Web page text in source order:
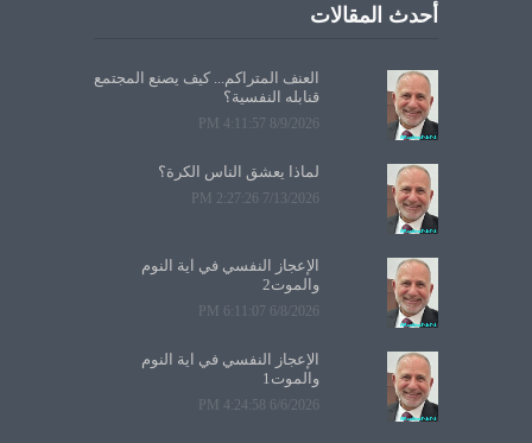
أحدث المقالات
العنف المتراكم... كيف يصنع المجتمع
قنابله النفسية؟
8/9/2026 4:11:57 PM
لماذا يعشق الناس الكرة؟
7/13/2026 2:27:26 PM
الإعجاز النفسي في آية النوم
والموت2
6/8/2026 6:11:07 PM
الإعجاز النفسي في آية النوم
والموت1
6/6/2026 4:24:58 PM